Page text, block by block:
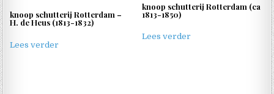
knoop schutterij Rotterdam –
H. de Heus (1813-1832)
Lees verder
knoop schutterij Rotterdam (ca
1813-1850)
Lees verder